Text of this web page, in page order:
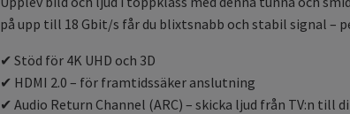
på upp till 18 Gbit/s får du blixtsnabb och stabil signal –
✔ Stöd för 4K UHD och 3D
✔ HDMI 2.0 – för framtidssäker anslutning
✔ Audio Return Channel (ARC) – skicka ljud från TV:n till